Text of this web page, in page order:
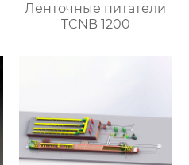
Ленточные питатели
TCNB 1200